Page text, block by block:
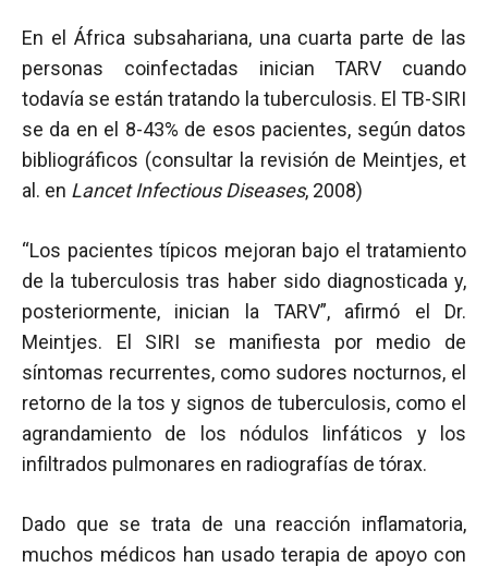
En el África subsahariana, una cuarta parte de las
personas coinfectadas inician TARV cuando
todavía se están tratando la tuberculosis. El TB-SIRI
se da en el 8-43% de esos pacientes, según datos
bibliográficos (consultar la revisión de Meintjes, et
al. en Lancet Infectious Diseases, 2008)
“Los pacientes típicos mejoran bajo el tratamiento
de la tuberculosis tras haber sido diagnosticada y,
posteriormente, inician la TARV”, afirmó el Dr.
Meintjes. El SIRI se manifiesta por medio de
síntomas recurrentes, como sudores nocturnos, el
retorno de la tos y signos de tuberculosis, como el
agrandamiento de los nódulos linfáticos y los
infiltrados pulmonares en radiografías de tórax.
Dado que se trata de una reacción inflamatoria,
muchos médicos han usado terapia de apoyo con